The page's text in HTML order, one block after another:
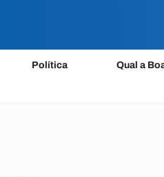
Política Qual a